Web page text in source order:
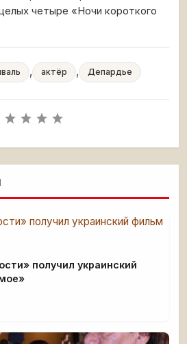
четыре «Ночи короткого
, актёр , Депардье
получил украинский